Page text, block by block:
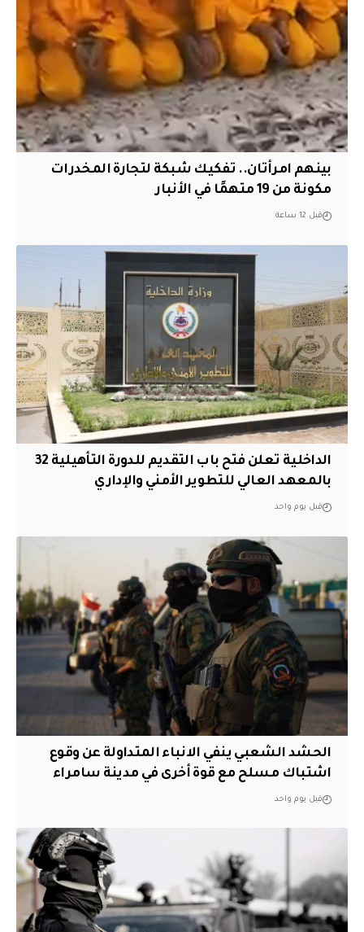
بينهم امرأتان.. تفكيك شبكة لتجارة المخدرات
مكونة من 19 متهمًا في الأنبار
قبل 12 ساعة
الداخلية تعلن فتح باب التقديم للدورة التأهيلية 32
بالمعهد العالي للتطوير الأمني والإداري
قبل يوم واحد
الحشد الشعبي ينفي الانباء المتداولة عن وقوع
اشتباك مسلح مع قوة أخرى في مدينة سامراء
قبل يوم واحد